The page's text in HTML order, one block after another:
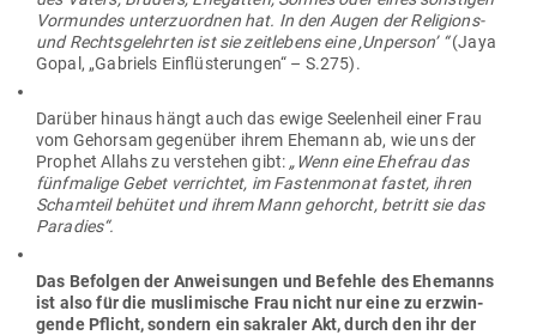
Vor­mundes unter­zu­ordnen hat. In den Augen der Reli­gions-
und Rechts­ge­lehrten ist sie zeit­lebens eine ‚Unperson’ “(Jaya
Gopal, „Gabriels Ein­flüs­te­rungen“ – S.275).
Darüber hinaus hängt auch das ewige See­lenheil einer Frau
vom Gehorsam gegenüber ihrem Ehemann ab, wie uns der
Prophet Allahs zu ver­stehen gibt: „Wenn eine Ehefrau das
fünf­malige Gebet ver­richtet, im Fas­ten­monat fastet, ihren
Schamteil behütet und ihrem Mann gehorcht, betritt sie das
Paradies“.
Das Befolgen der Anwei­sungen und Befehle des Ehe­manns
ist also für die mus­li­mische Frau nicht nur eine zu erzwin­
gende Pflicht, sondern ein sakraler Akt, durch den ihr der